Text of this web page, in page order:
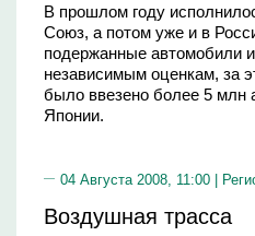
В прошлом году
Союз, а потом уже и в
подержанные
независимым оценкам, за
было ввезено более 5 млн
Японии.
04 Августа 2008, 11:00 |
Воздушная трасса